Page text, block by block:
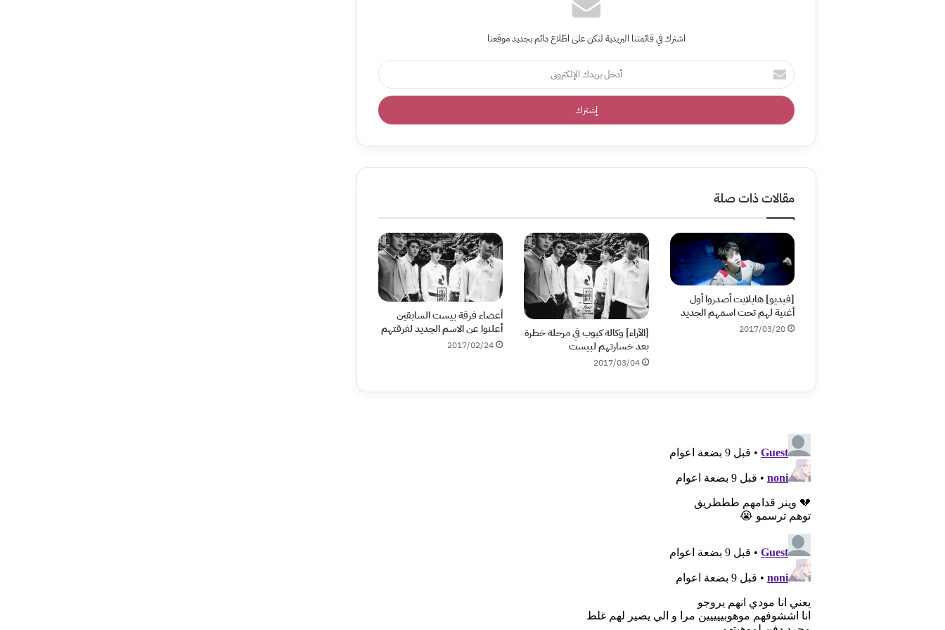
اشترك في قائمتنا البريدية لتكن على اطّلاع دائم بجديد موقعنا
أدخل
بريدك
الإلكتروني
مقالات ذات صلة
[فيديو] هايلايت أصدروا أول
أغنية لهم تحت اسمهم الجديد
2017/03/20
[الآراء] وكالة كيوب في مرحلة خطرة
بعد خسارتهم لبيست
2017/03/04
أعضاء فرقة بيست السابقين
أعلنوا عن الاسم الجديد لفرقتهم
2017/02/24